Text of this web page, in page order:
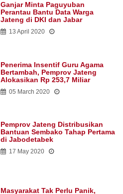
Ganjar Minta Paguyuban
Perantau Bantu Data Warga
Jateng di DKI dan Jabar
13 April 2020
Penerima Insentif Guru Agama
Bertambah, Pemprov Jateng
Alokasikan Rp 253,7 Miliar
05 March 2020
Pemprov Jateng Distribusikan
Bantuan Sembako Tahap Pertama
di Jabodetabek
17 May 2020
Masyarakat Tak Perlu Panik,